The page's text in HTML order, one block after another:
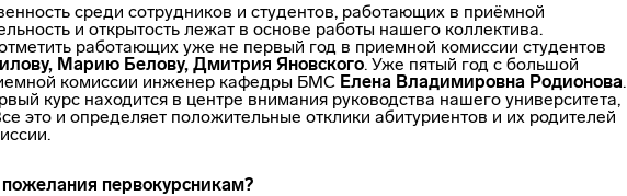
среди сотрудников и студентов, работающих в приёмной
и открытость лежат в основе работы нашего коллектива.
работающих уже не первый год в приемной комиссии студентов
Марию Белову, Дмитрия Яновского. Уже пятый год с большой
комиссии инженер кафедры БМС Елена Владимировна Родионова.
курс находится в центре внимания руководства нашего университета,
это и определяет положительные отклики абитуриентов и их родителей
первокурсникам?